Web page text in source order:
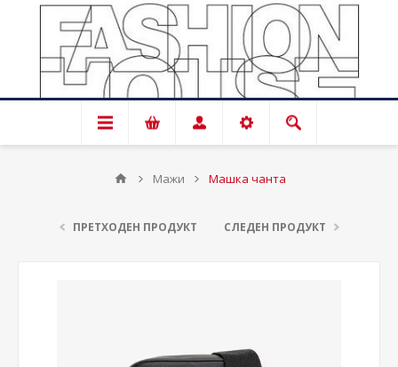
Мажи Машка чанта
ПРЕТХОДЕН ПРОДУКТ СЛЕДЕН ПРОДУКТ